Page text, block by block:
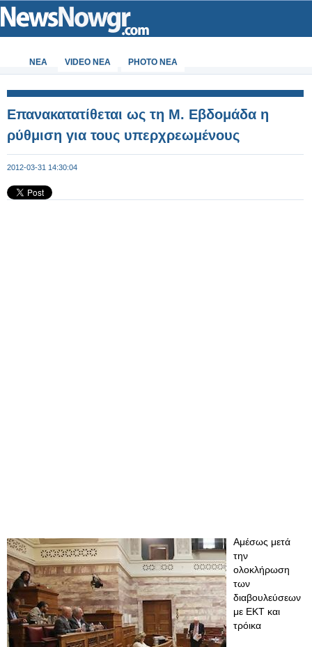
ΝΕΑ VIDEO NEA PHOTO NEA
Επανακατατίθεται ως τη Μ. Εβδομάδα η
ρύθμιση για τους υπερχρεωμένους
2012-03-31 14:30:04
Αμέσως μετά
την
ολοκλήρωση
των
διαβουλεύσεων
με ΕΚΤ και
τρόικα